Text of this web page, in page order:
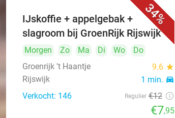
34%
IJskoffie + appelgebak +
slagroom bij GroenRijk Rijswijk
Morgen Zo Ma Di Wo
Do
Groenrijk 't Haantje
9.6 star
Rijswijk 1 min. directions_car
Verkocht: 146 Regulier €12
€7,95